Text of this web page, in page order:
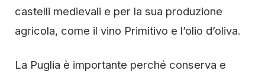
castelli medievali e per la sua produzione
agricola, come il vino Primitivo e l’olio d’oliva.
La Puglia è importante perché conserva e